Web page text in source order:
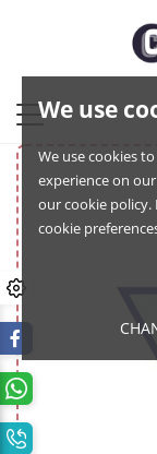
We use
We use cookies
experience on
our cookie
cookie